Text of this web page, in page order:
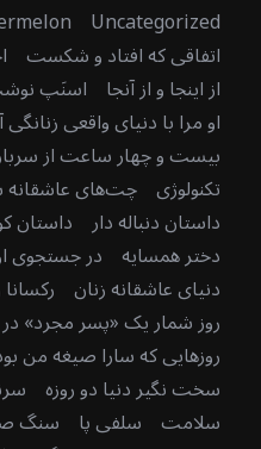
Uncategorized
اتفاقی که افتاد و شکست
از اینجا و از آنجا اسنَپ
او مرا با دنیای واقعی
بیست و چهار ساعت از
تکنولوژی چت‌های عاشقانه
داستان دنباله دار داستان
دختر همسایه در جستجوی
دنیای عاشقانه زنان
روز شمار یک «پسر مجرد»
روزهایی که سارا صیغه من
سخت نگیر دنیا دو روزه
سلامت سلفی پا سنگ